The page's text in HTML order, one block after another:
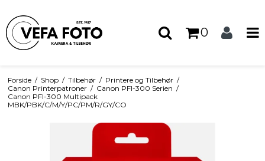
0
Forside / Shop / Tilbehør / Printere og Tilbehør /
Canon Printerpatroner / Canon PFI-300 Serien /
Canon PFI-300 Multipack
MBK/PBK/C/M/Y/PC/PM/R/GY/CO